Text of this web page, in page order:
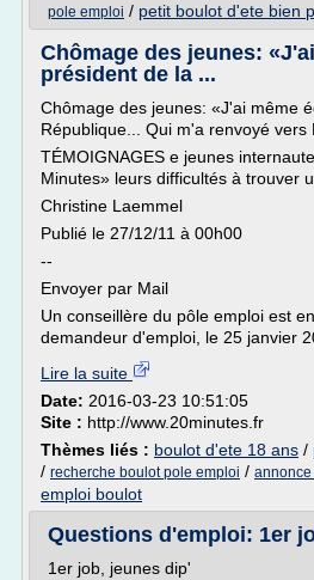
pole emploi / petit boulot d'ete bien
Chômage des jeunes:
président de la ...
Chômage des jeunes: «J'ai même
République... Qui m'a renvoyé vers
TÉMOIGNAGES e jeunes
Minutes» leurs difficultés à trouver
Christine Laemmel
Publié le 27/12/11 à 00h00
--
Envoyer par Mail
Un conseillère du pôle emploi est
demandeur d'emploi, le 25 janvier
Lire la suite
Date: 2016-03-23 10:51:05
Site : http://www.20minutes.fr
Thèmes liés : boulot d'ete 18 ans /
/ recherche boulot pole emploi /
emploi boulot
Questions d'emploi: 1er
1er job, jeunes dip'